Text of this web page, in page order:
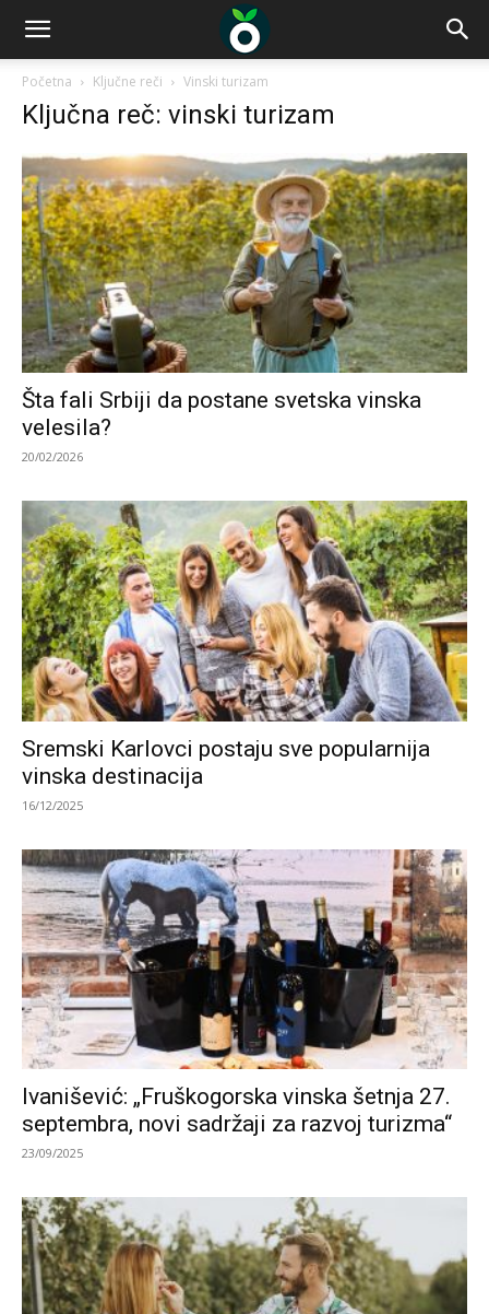
Početna Ključne reči Vinski turizam
Ključna reč: vinski turizam
Šta fali Srbiji da postane svetska vinska
velesila?
20/02/2026
Sremski Karlovci postaju sve popularnija
vinska destinacija
16/12/2025
Ivanišević: „Fruškogorska vinska šetnja 27.
septembra, novi sadržaji za razvoj turizma“
23/09/2025